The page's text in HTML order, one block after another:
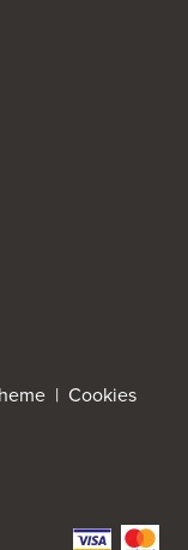
| Cookies